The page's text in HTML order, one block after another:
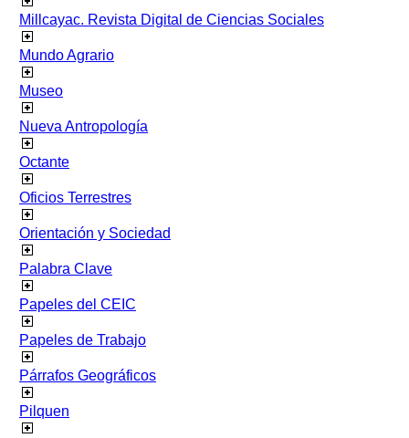
Millcayac. Revista Digital de Ciencias Sociales
Mundo Agrario
Museo
Nueva Antropología
Octante
Oficios Terrestres
Orientación y Sociedad
Palabra Clave
Papeles del CEIC
Papeles de Trabajo
Párrafos Geográficos
Pilquen